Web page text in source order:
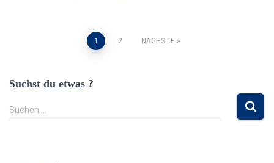
Seitennummerierung
1 2 NÄCHSTE
Suchst du etwas ?
S
u
Suchen …